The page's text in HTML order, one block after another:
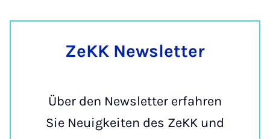
ZeKK News­let­ter
Über den Newsletter erfahren
Sie Neuigkeiten des ZeKK und